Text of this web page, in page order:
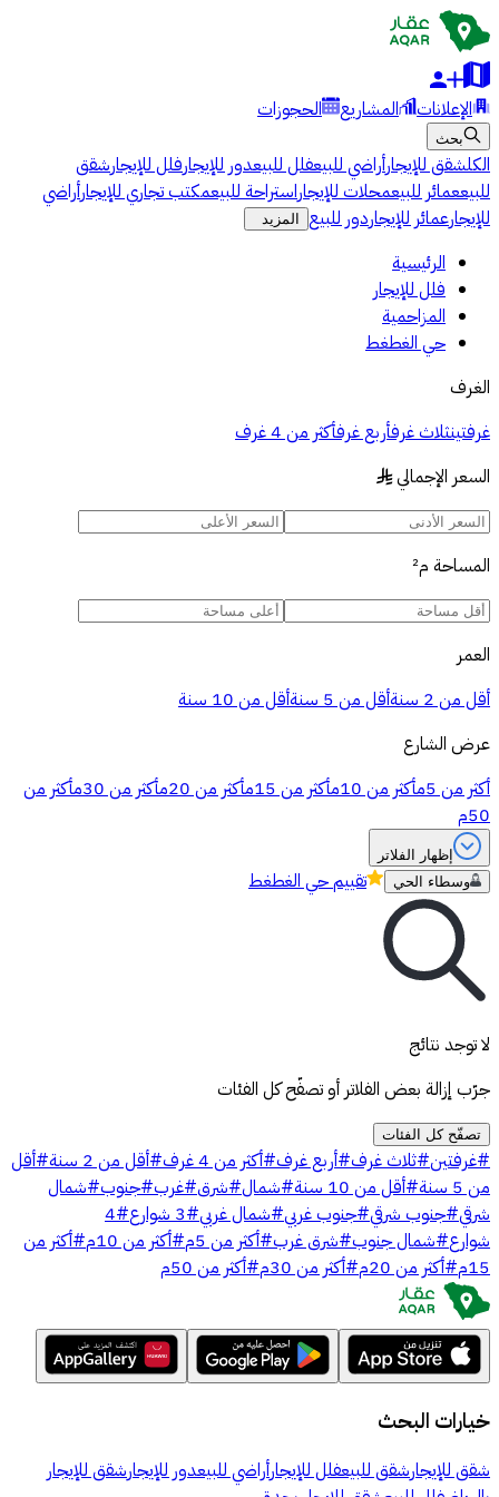
الإعلانات المشاريع الحجوزات
بحث
الكلشقق للإيجارأراضي للبيعفلل للبيعدور للإيجارفلل للإيجارشقق
للبيععمائر للبيعمحلات للإيجاراستراحة للبيعمكتب تجاري للإيجارأراضي
للإيجارعمائر للإيجاردور للبيع المزيد
الرئيسية
فلل للإيجار
المزاحمية
حي الغطغط
الغرف
غرفتينثلاث غرفأربع غرفأكثر من 4 غرف
السعر الإجمالي §
المساحة م²
العمر
أقل من 2 سنة
أقل من 5 سنة
أقل من 10 سنة
عرض الشارع
أكثر من 5م
أكثر من 10م أكثر من 15م أكثر من 20م أكثر من 30م
أكثر من
50م
إظهار الفلاتر
وسطاء الحي
تقييمحي الغطغط
لا توجد نتائج
جرّب إزالة بعض الفلاتر أو تصفّح كل الفئات
تصفّح كل الفئات
#غرفتين#ثلاث غرف#أربع غرف#أكثر من 4 غرف #أقل من 2 سنة #أقل
من 5 سنة
#أقل من 10 سنة #شمال#شرق#غرب#جنوب#شمال
شرقي#جنوب شرقي#جنوب غربي#شمال غربي#3 شوارع #
4
شوارع#شمال جنوب#شرق غرب#أكثر من 5م #أكثر من 10م #أكثر من
15م #أكثر من 20م #أكثر من 30م #أكثر من 50م
خيارات البحث
شقق للإيجارشقق للبيعفلل للإيجارأراضي للبيعدور للإيجارشقق للإيجار